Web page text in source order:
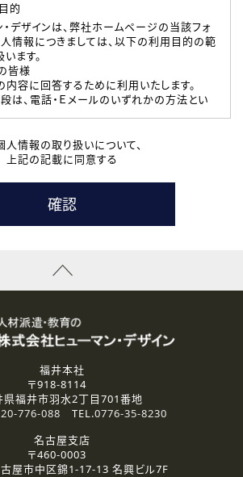
的
デザインは、弊社ホームページの当該フォ
情報につきましては、以下の利用目的の範
ます。
皆様
に回答するために利用いたします。
、電話・Ｅメールのいずれかの方法とい
絡および本登録時の参考情報として利
検討されている企業の皆様
に回答するために利用いたします。
、電話・Ｅメールのいずれかの方法とい
に関するご連絡のために利用いたしま
せの内容に回答するために利用いたし
、電話・Ｅメールのいずれかの方法とい
提供
人情報は、法令等の規定に従う場合を除き、
いの委託
報保護の評価基準を満たした委託先に、個
人情報の取り扱いについて、
上記の記載に同意する
福井本社
〒918-8114
県福井市羽水2丁目701番地
776-088 TEL.0776-35-8230
名古屋支店
〒460-0003
屋市中区錦1-17-13 名興ビル7F